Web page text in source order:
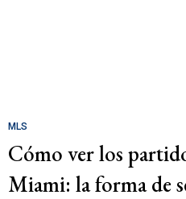
MLS
Cómo ver los
Miami: la forma de